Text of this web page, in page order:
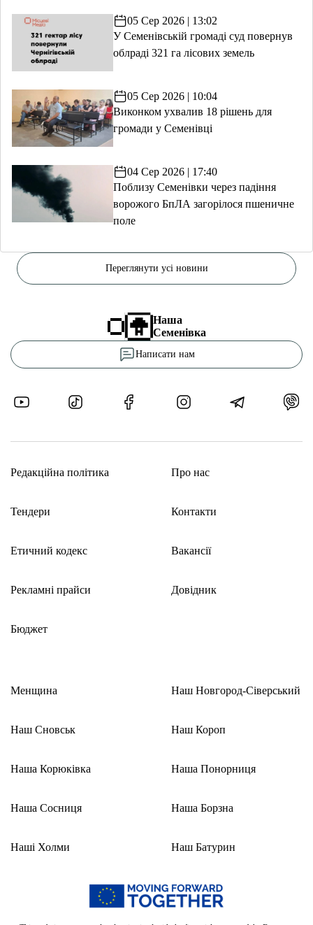
05 Сер 2026 | 13:02
У Семенівській громаді суд повернув
облраді 321 га лісових земель
05 Сер 2026 | 10:04
Виконком ухвалив 18 рішень для
громади у Семенівці
04 Сер 2026 | 17:40
Поблизу Семенівки через падіння
ворожого БпЛА загорілося пшеничне
поле
Переглянути усі новини
Наша
Семенівка
Написати нам
Редакційна політика
Тендери
Етичний кодекс
Рекламні прайси
Бюджет
Про нас
Контакти
Вакансії
Довідник
Менщина
Наш Сновськ
Наша Корюківка
Наша Сосниця
Наші Холми
Наш Новгород-Сіверський
Наш Короп
Наша Понорниця
Наша Борзна
Наш Батурин